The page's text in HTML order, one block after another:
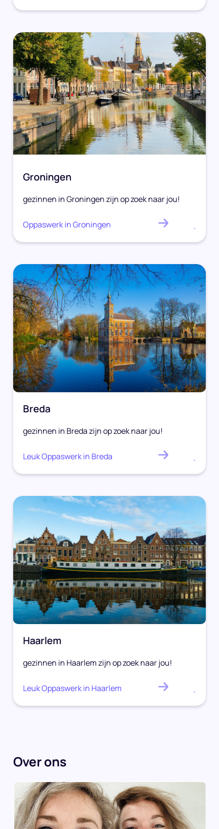
Groningen
gezinnen in Groningen zijn op zoek naar jou!
Oppaswerk in Groningen .
Breda
gezinnen in Breda zijn op zoek naar jou!
Leuk Oppaswerk in Breda .
Haarlem
gezinnen in Haarlem zijn op zoek naar jou!
Leuk Oppaswerk in Haarlem .
Over ons